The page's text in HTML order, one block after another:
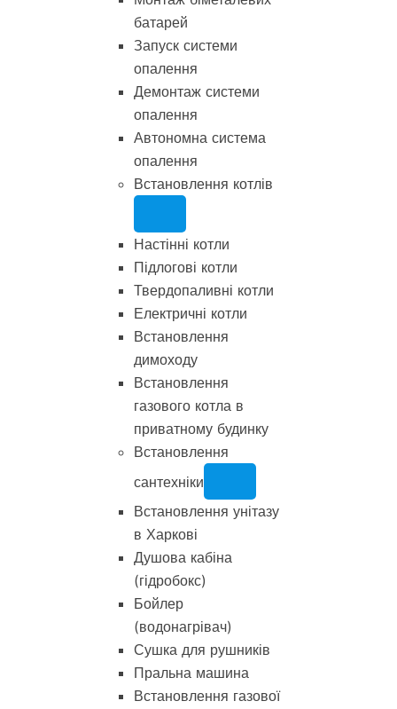
батарей
Запуск системи
опалення
Демонтаж системи
опалення
Автономна система
опалення
Встановлення котлів
Настінні котли
Підлогові котли
Твердопаливні котли
Електричні котли
Встановлення
димоходу
Встановлення
газового котла в
приватному будинку
Встановлення
сантехніки
Встановлення унітазу
в Харкові
Душова кабіна
(гідробокс)
Бойлер
(водонагрівач)
Сушка для рушників
Пральна машина
Встановлення газової